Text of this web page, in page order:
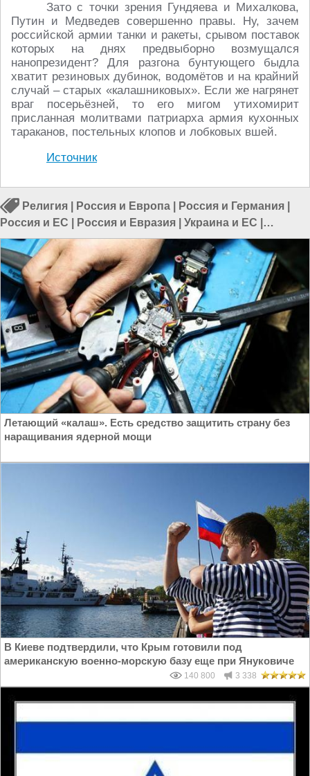
Зато с точки зрения Гундяева и Михалкова,
Путин и Медведев совершенно правы. Ну, зачем
российской армии танки и ракеты, срывом поставок
которых на днях предвыборно возмущался
нанопрезидент? Для разгона бунтующего быдла
хватит резиновых дубинок, водомётов и на крайний
случай – старых «калашниковых». Если же нагрянет
враг посерьёзней, то его мигом утихомирит
присланная молитвами патриарха армия кухонных
тараканов, постельных клопов и лобковых вшей.
Источник
Религия Россия и Европа Россия и Германия
Россия и ЕС
Россия и Евразия Украина и ЕС
Болгария и Украина
Летающий «калаш». Есть средство защитить страну без
наращивания ядерной мощи
В Киеве подтвердили, что Крым готовили под
американскую военно-морскую базу еще при Януковиче
140 800 3 338